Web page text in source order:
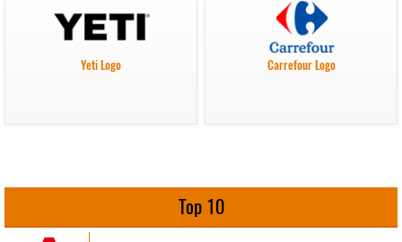
Yeti Logo Carrefour Logo
Top 10